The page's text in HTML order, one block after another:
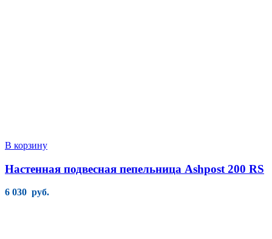
В корзину
Настенная подвесная пепельница Ashpost 200 RS
6 030 руб.